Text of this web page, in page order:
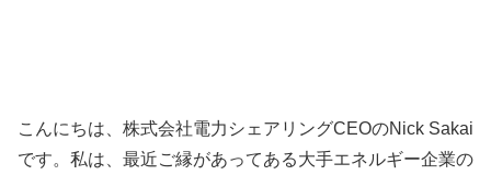
こんにちは、株式会社電力シェアリングCEOのNick Sakai
です。私は、最近ご縁があってある大手エネルギー企業の